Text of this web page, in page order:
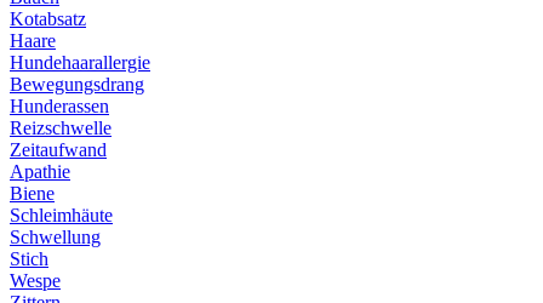
Kotabsatz
Haare
Hundehaarallergie
Bewegungsdrang
Hunderassen
Reizschwelle
Zeitaufwand
Apathie
Biene
Schleimhäute
Schwellung
Stich
Wespe